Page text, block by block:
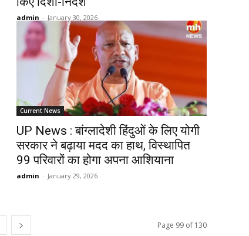
admin - January 30, 2026
Current News
UP News : बांग्लादेशी हिंदुओं के लिए योगी
सरकार ने बढ़ाया मदद का हाथ, विस्थापित
99 परिवारों का होगा अपना आशियाना
admin - January 29, 2026
Page 99 of 130